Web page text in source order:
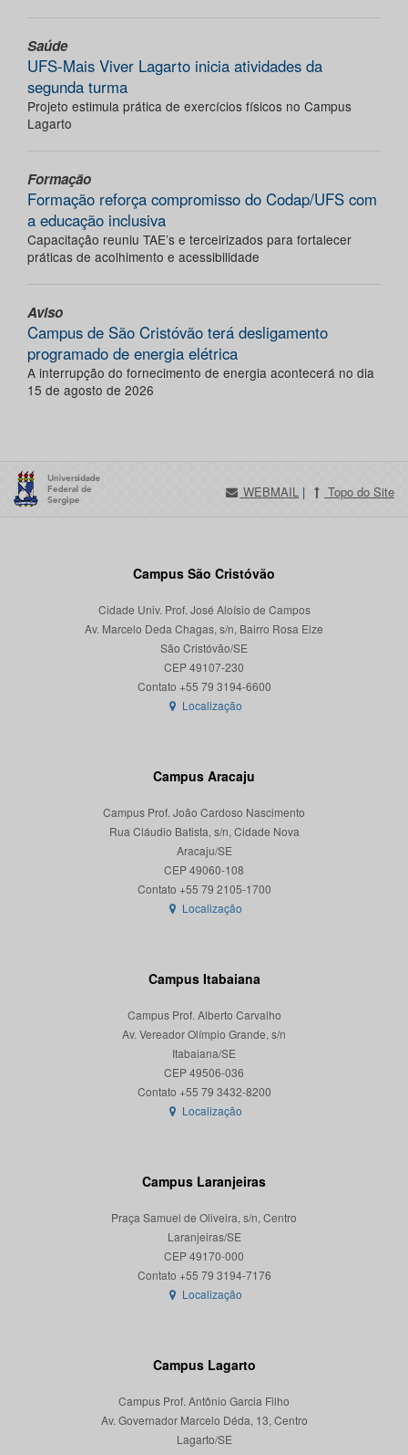
Saúde
UFS-Mais Viver Lagarto inicia atividades da
segunda turma
Projeto estimula prática de exercícios físicos no Campus
Lagarto
Formação
Formação reforça compromisso do Codap/UFS com
a educação inclusiva
Capacitação reuniu TAE’s e terceirizados para fortalecer
práticas de acolhimento e acessibilidade
Aviso
Campus de São Cristóvão terá desligamento
programado de energia elétrica
A interrupção do fornecimento de energia acontecerá no dia
15 de agosto de 2026
WEBMAIL | Topo do Site
Campus São Cristóvão
Cidade Univ. Prof. José Aloísio de Campos
Av. Marcelo Deda Chagas, s/n, Bairro Rosa Elze
São Cristóvão/SE
CEP 49107-230
Localização
Campus Aracaju
Campus Prof. João Cardoso Nascimento
Rua Cláudio Batista, s/n, Cidade Nova
Aracaju/SE
CEP 49060-108
Localização
Campus Itabaiana
Campus Prof. Alberto Carvalho
Av. Vereador Olímpio Grande, s/n
Itabaiana/SE
CEP 49506-036
Localização
Campus Laranjeiras
Praça Samuel de Oliveira, s/n, Centro
Laranjeiras/SE
CEP 49170-000
Localização
Campus Lagarto
Campus Prof. Antônio Garcia Filho
Av. Governador Marcelo Déda, 13, Centro
Lagarto/SE